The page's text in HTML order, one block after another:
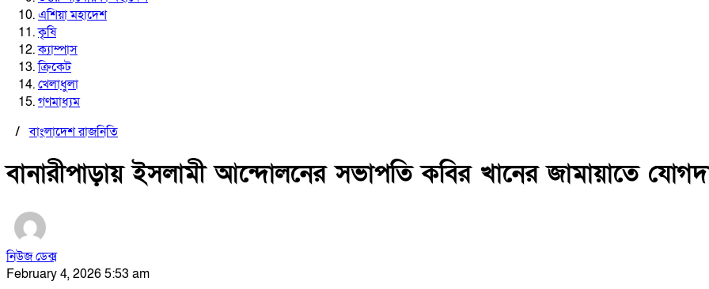
এশিয়া মহাদেশ
কৃষি
ক্যাম্পাস
ক্রিকেট
খেলাধুলা
গণমাধ্যম
/বাংলাদেশ রাজনিতি
বানারীপাড়ায় ইসলামী আন্দোলনের সভাপতি কবির খানের জামায়াতে
নিউজ ডেক্স
February 4, 2026 5:53 am